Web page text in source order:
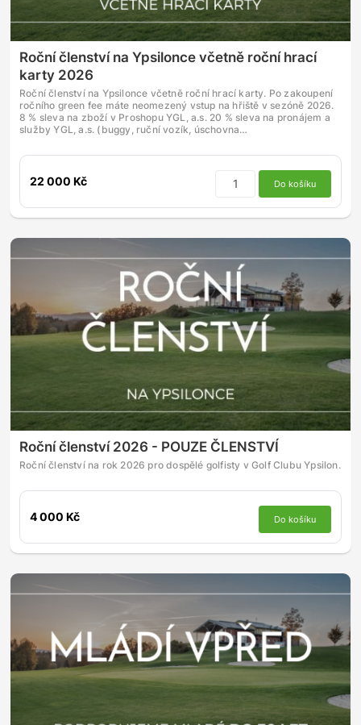
Roční členství na Ypsilonce včetně roční hrací
karty 2026
Roční členství na Ypsilonce včetně roční hrací karty. Po zakoupení
ročního green fee máte neomezený vstup na hřiště v sezóně 2026.
8 % sleva na zboží v Proshopu YGL, a.s. 20 % sleva na pronájem a
služby YGL, a.s. (buggy, ruční vozík, úschovna…
22 000 Kč Do košíku
Roční členství 2026 - POUZE ČLENSTVÍ
Roční členství na rok 2026 pro dospělé golfisty v Golf Clubu Ypsilon.
4 000 Kč Do košíku